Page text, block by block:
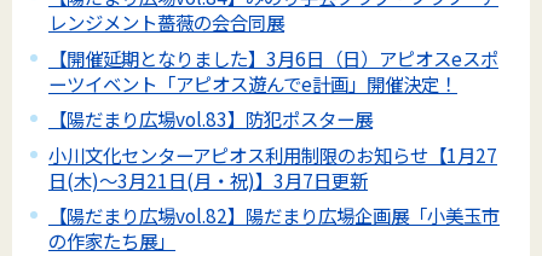
レンジメント薔薇の会合同展
【開催延期となりました】3月6日（日）アピオスeスポ
ーツイベント「アピオス遊んでe計画」開催決定！
【陽だまり広場vol.83】防犯ポスター展
小川文化センターアピオス利用制限のお知らせ【1月27
日(木)～3月21日(月・祝)】3月7日更新
【陽だまり広場vol.82】陽だまり広場企画展「小美玉市
の作家たち展」